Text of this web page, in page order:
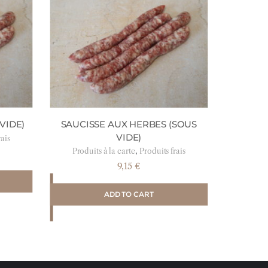
SAUCISSE AUX HERBES (SOUS
VIDE)
Produits à la carte, Produits frais
9,15 €
ADD TO CART